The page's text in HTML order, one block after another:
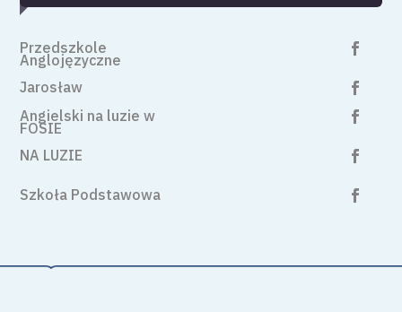
Przedszkole
Anglojęzyczne

Jarosław 
Angielski na luzie w
FOSIE

NA LUZIE 
Szkoła Podstawowa 